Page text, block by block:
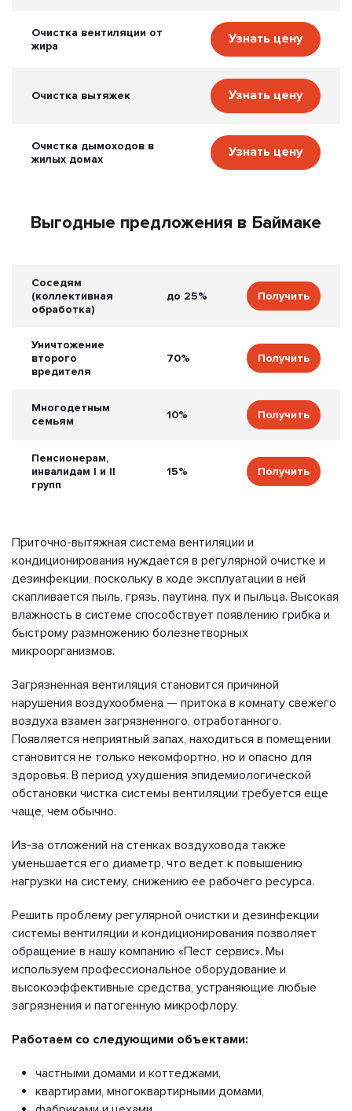
Очистка вентиляции от
жира
Узнать цену
Очистка вытяжек Узнать цену
Очистка дымоходов в
жилых домах
Узнать цену
Выгодные предложения в Баймаке
Соседям
(коллективная
обработка)
до 25% Получить
Уничтожение
второго
вредителя
70% Получить
Многодетным
семьям
10% Получить
Пенсионерам,
инвалидам I и II
групп
15% Получить
Приточно-вытяжная система вентиляции и
кондиционирования нуждается в регулярной очистке и
дезинфекции, поскольку в ходе эксплуатации в ней
скапливается пыль, грязь, паутина, пух и пыльца. Высокая
влажность в системе способствует появлению грибка и
быстрому размножению болезнетворных
микроорганизмов.
Загрязненная вентиляция становится причиной
нарушения воздухообмена — притока в комнату свежего
воздуха взамен загрязненного, отработанного.
Появляется неприятный запах, находиться в помещении
становится не только некомфортно, но и опасно для
здоровья. В период ухудшения эпидемиологической
обстановки чистка системы вентиляции требуется еще
чаще, чем обычно.
Из-за отложений на стенках воздуховода также
уменьшается его диаметр, что ведет к повышению
нагрузки на систему, снижению ее рабочего ресурса.
Решить проблему регулярной очистки и дезинфекции
системы вентиляции и кондиционирования позволяет
обращение в нашу компанию «Пест сервис». Мы
используем профессиональное оборудование и
высокоэффективные средства, устраняющие любые
загрязнения и патогенную микрофлору.
Работаем со следующими объектами:
частными домами и коттеджами,
квартирами, многоквартирными домами,